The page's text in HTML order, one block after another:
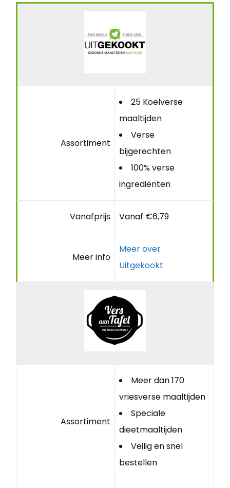
Assortiment
25 Koelverse
maaltijden
Verse
bijgerechten
100% verse
ingrediënten
Vanafprijs Vanaf €6,79
Meer info
Meer over
Uitgekookt
Assortiment
Meer dan 170
vriesverse maaltijden
Speciale
dieetmaaltijden
Veilig en snel
bestellen